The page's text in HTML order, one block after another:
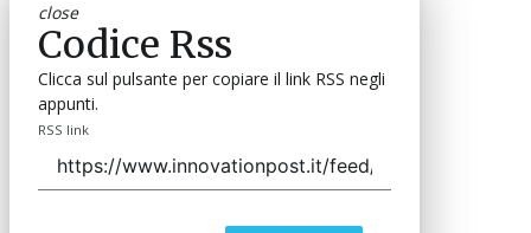
close
Codice Rss
Clicca sul pulsante per copiare il link RSS negli
appunti.
RSS link